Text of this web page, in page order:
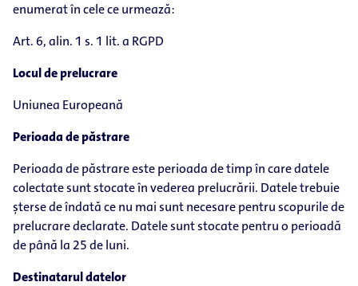
enumerat în cele ce urmează:
Art. 6, alin. 1 s. 1 lit. a RGPD
Locul de prelucrare
Uniunea Europeană
Perioada de păstrare
Perioada de păstrare este perioada de timp în care datele
colectate sunt stocate în vederea prelucrării. Datele trebuie
șterse de îndată ce nu mai sunt necesare pentru scopurile de
prelucrare declarate. Datele sunt stocate pentru o perioadă
de până la 25 de luni.
Destinatarul datelor